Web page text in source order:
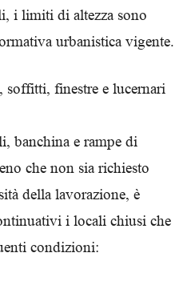
i limiti di altezza sono
urbanistica vigente.
finestre e lucernari
banchina e rampe di
che non sia richiesto
della lavorazione, è
i locali chiusi che
condizioni: